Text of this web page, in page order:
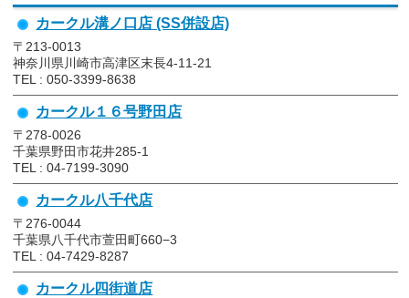
カークル溝ノ口店 (SS併設店)
〒213-0013
神奈川県川崎市高津区末長4-11-21
TEL : 050-3399-8638
カークル１６号野田店
〒278-0026
千葉県野田市花井285-1
TEL : 04-7199-3090
カークル八千代店
〒276-0044
千葉県八千代市萱田町660−3
TEL : 04-7429-8287
カークル四街道店